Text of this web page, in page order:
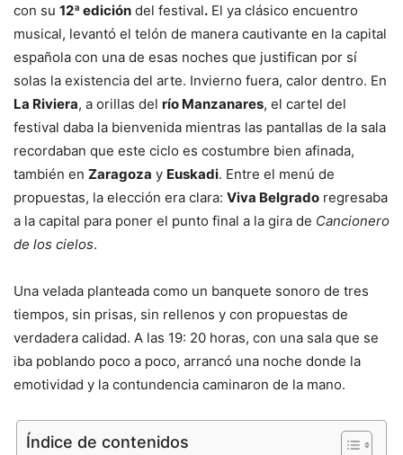
con su 12ª edición del festival. El ya clásico encuentro
musical, levantó el telón de manera cautivante en la capital
española con una de esas noches que justifican por sí
solas la existencia del arte. Invierno fuera, calor dentro. En
La Riviera, a orillas del río Manzanares, el cartel del
festival daba la bienvenida mientras las pantallas de la sala
recordaban que este ciclo es costumbre bien afinada,
también en Zaragoza y Euskadi. Entre el menú de
propuestas, la elección era clara: Viva Belgrado regresaba
a la capital para poner el punto final a la gira de Cancionero
de los cielos.
Una velada planteada como un banquete sonoro de tres
tiempos, sin prisas, sin rellenos y con propuestas de
verdadera calidad. A las 19: 20 horas, con una sala que se
iba poblando poco a poco, arrancó una noche donde la
emotividad y la contundencia caminaron de la mano.
Índice de contenidos